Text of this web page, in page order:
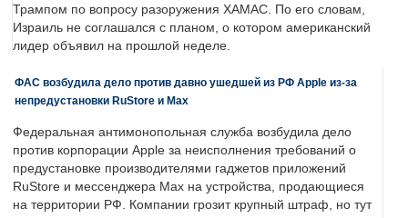
Трампом по вопросу разоружения ХАМАС. По его словам,
Израиль не соглашался с планом, о котором американский
лидер объявил на прошлой неделе.
ФАС возбудила дело против давно ушедшей из РФ Apple из-за
непредустановки RuStore и Max
Федеральная антимонопольная служба возбудила дело
против корпорации Apple за неисполнения требований о
предустановке производителями гаджетов приложений
RuStore и мессенджера Max на устройства, продающиеся
на территории РФ. Компании грозит крупный штраф, но тут